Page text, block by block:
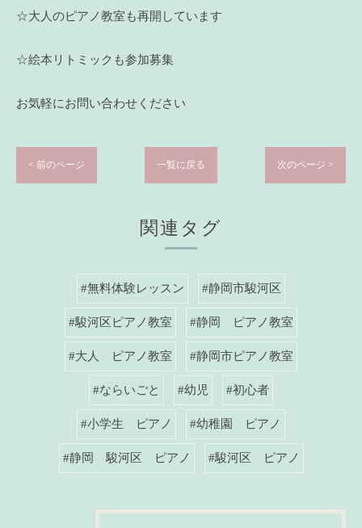
☆大人のピアノ教室も再開しています
☆絵本リトミックも参加募集
お気軽にお問い合わせください
< 前のページ 一覧に戻る 次のページ >
関連タグ
#無料体験レッスン #静岡市駿河区
#駿河区ピアノ教室 #静岡 ピアノ教室
#大人 ピアノ教室 #静岡市ピアノ教室
#ならいごと #幼児 #初心者
#小学生 ピアノ #幼稚園 ピアノ
#静岡 駿河区 ピアノ #駿河区 ピアノ